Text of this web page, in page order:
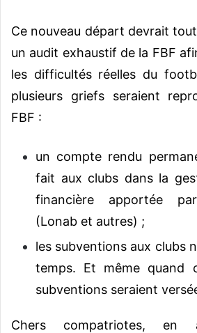
Ce nouveau départ devrait
un audit exhaustif de la FBF
les difficultés réelles du
plusieurs griefs seraient
FBF :
un compte rendu
fait aux clubs dans la
financière apportée
(Lonab et autres) ;
les subventions aux clubs
temps. Et même quand
subventions seraient
Chers compatriotes,